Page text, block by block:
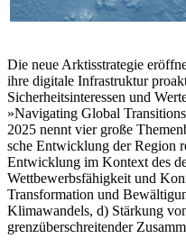
Die neue Arktisstrategie
ihre digitale Infra­struktur
Sicherheitsinteressen und
»Navigating Global
2025 nennt vier große
sche Entwicklung der Region
Entwicklung im Kontext des
Wettbewerbs­fähigkeit und
Transformation und
Klimawandels, d) Stärkung
grenzüberschreitender